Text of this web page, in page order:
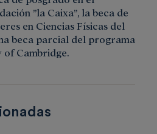
”la Caixa”, la beca de
en Ciencias Físicas del
beca parcial del programa
of Cambridge.